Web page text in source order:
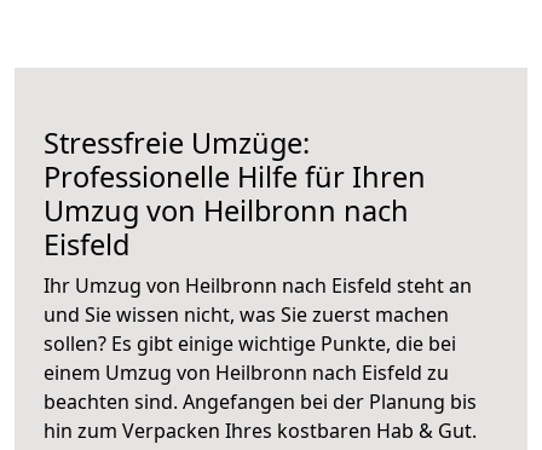
Stressfreie Umzüge:
Professionelle Hilfe für Ihren
Umzug von Heilbronn nach
Eisfeld
Ihr Umzug von Heilbronn nach Eisfeld steht an
und Sie wissen nicht, was Sie zuerst machen
sollen? Es gibt einige wichtige Punkte, die bei
einem Umzug von Heilbronn nach Eisfeld zu
beachten sind. Angefangen bei der Planung bis
hin zum Verpacken Ihres kostbaren Hab & Gut.